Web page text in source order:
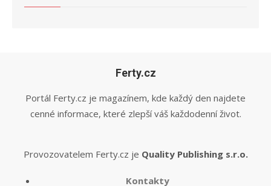
Ferty.cz
Portál Ferty.cz je magazínem, kde každý den najdete
cenné informace, které zlepší váš každodenní život.
Provozovatelem Ferty.cz je Quality Publishing s.r.o.
Kontakty